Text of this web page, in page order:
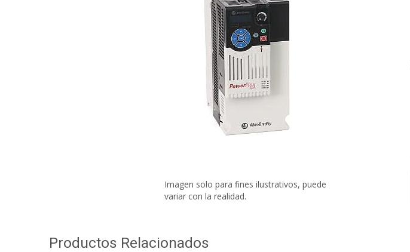
Imagen solo para fines ilustrativos, puede
variar con la realidad.
Productos Relacionados